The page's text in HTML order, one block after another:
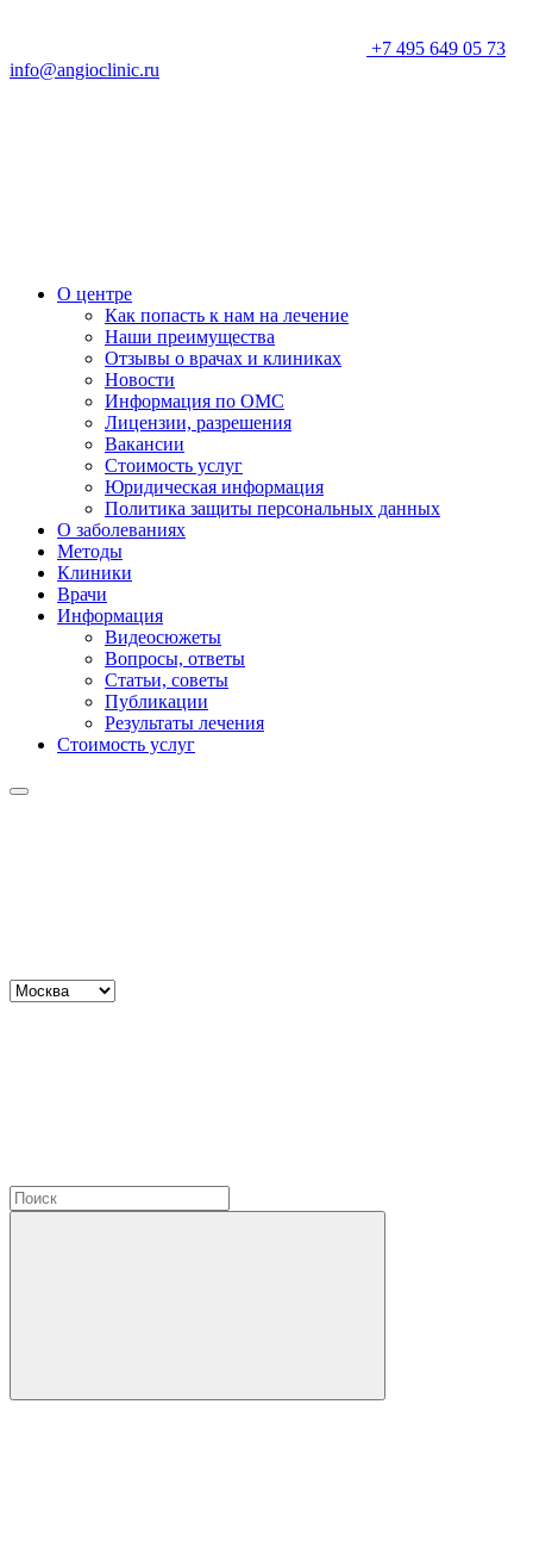
+7 495 649 05 73
info@angioclinic.ru
О центре
Как попасть к нам на лечение
Наши преимущества
Отзывы о врачах и клиниках
Новости
Информация по ОМС
Лицензии, разрешения
Вакансии
Стоимость услуг
Юридическая информация
Политика защиты персональных данных
О заболеваниях
Методы
Клиники
Врачи
Информация
Видеосюжеты
Вопросы, ответы
Статьи, советы
Публикации
Результаты лечения
Стоимость услуг